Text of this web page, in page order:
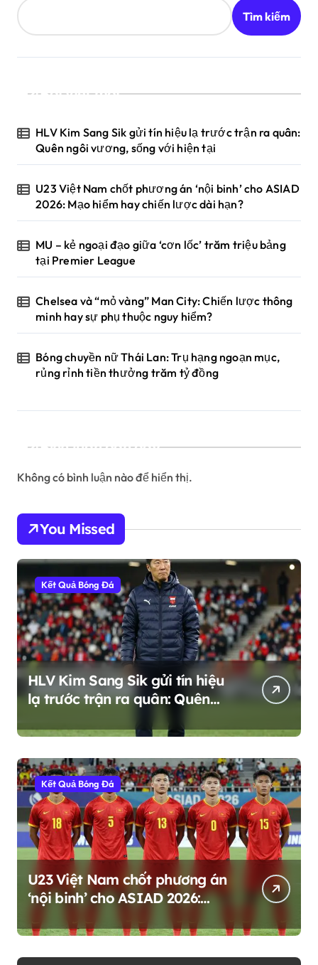
Tìm kiếm
Bài viết mới
HLV Kim Sang Sik gửi tín hiệu lạ trước trận ra quân:
Quên ngôi vương, sống với hiện tại
U23 Việt Nam chốt phương án ‘nội binh’ cho ASIAD
2026: Mạo hiểm hay chiến lược dài hạn?
MU – kẻ ngoại đạo giữa ‘cơn lốc’ trăm triệu bảng
tại Premier League
Chelsea và “mỏ vàng” Man City: Chiến lược thông
minh hay sự phụ thuộc nguy hiểm?
Bóng chuyền nữ Thái Lan: Trụ hạng ngoạn mục,
rủng rỉnh tiền thưởng trăm tỷ đồng
Bình luận gần đây
Không có bình luận nào để hiển thị.
You Missed
Kết Quả Bóng Đá
HLV Kim Sang Sik gửi tín hiệu
lạ trước trận ra quân: Quên
Kết Quả Bóng Đá
U23 Việt Nam chốt phương án
‘nội binh’ cho ASIAD 2026:
hạn?